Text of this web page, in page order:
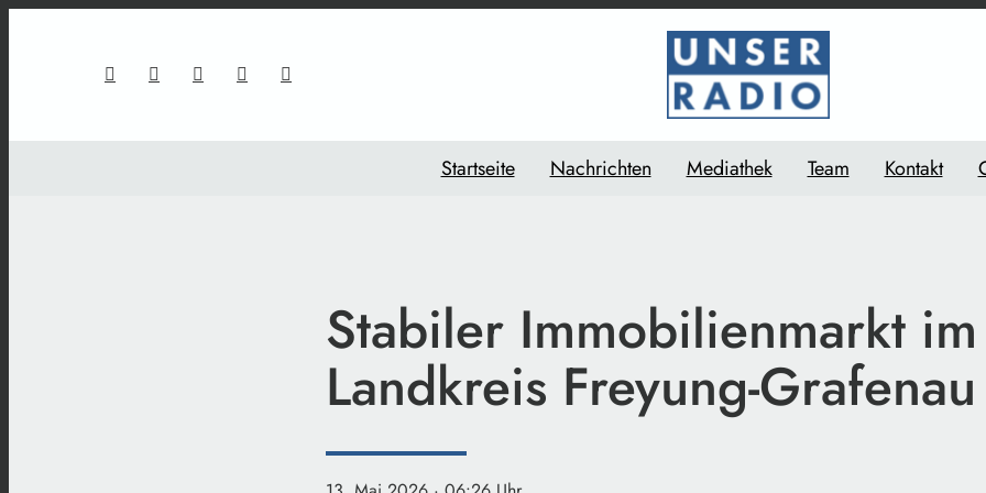
Startseite Nachrichten Mediathek Team Kontakt
Stabiler Immobilienmarkt im
Landkreis Freyung-Grafenau